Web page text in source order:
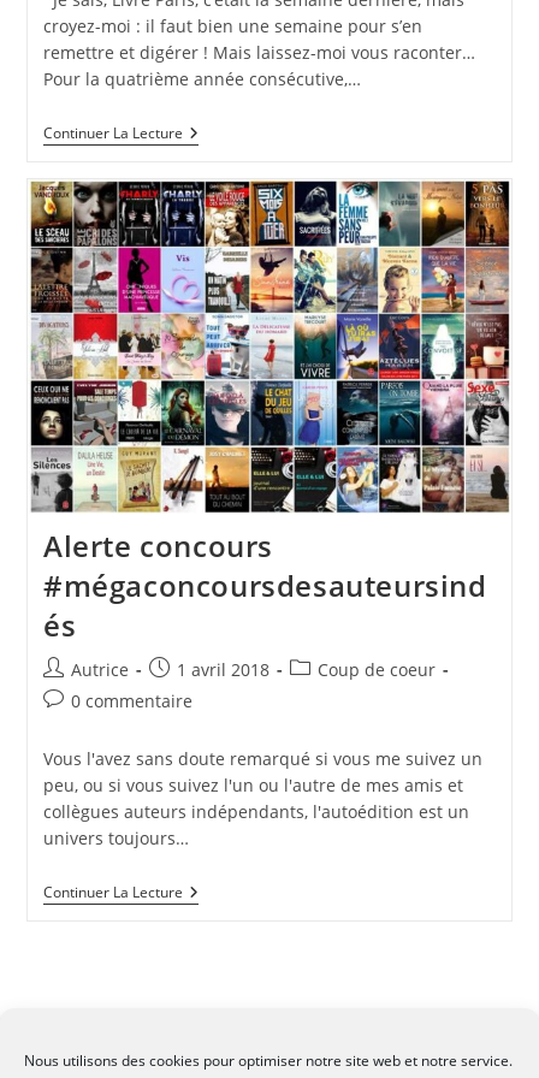
Nous utilisons des cookies pour optimiser notre site web et notre service.
publication :
croyez-moi : il faut bien une semaine pour s’en
remettre et digérer ! Mais laissez-moi vous raconter…
Pour la quatrième année consécutive,…
Continuer La LectureLivre
Paris
Alerte concours
#mégaconcoursdesauteursind
és
Auteur/autrice
de
Autrice
Publication
publiée :
1 avril 2018
PostCoup de coeur
Commentaires
la
publication :
0 commentaire
Vous l'avez sans doute remarqué si vous me suivez un
peu, ou si vous suivez l'un ou l'autre de mes amis et
collègues auteurs indépendants, l'autoédition est un
univers toujours…
Continuer La LectureAlerte
Concours